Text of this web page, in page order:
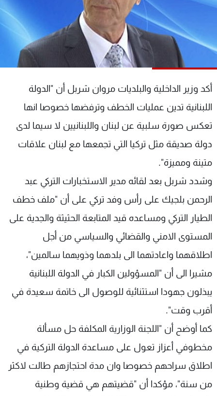
أكد وزير الداخلية والبلديات مروان شربل أن "الدولة
اللبنانية تدين عمليات الخطف وترفضها خصوصا انها
تعكس صورة سلبية عن لبنان واللبنانيين لا سيما لدى
دولة صديقة مثل تركيا التي تجمعها مع لبنان علاقات
متينة ومميزة".
وشدد شربل بعد لقائه مدير الاستخبارات التركي عبد
الرحمن بلجيك على رأس وفد تركي على أن "ملف خطف
الطيار التركي ومساعده قيد المتابعة الحثيثة والجدية على
المستوى الامني والقضائي والسياسي من أجل
اطلاقهما واعادتهما الى بلدهما وذويهما سالمين"،
مشيرا الى أن "المسؤولين الكبار في الدولة اللبنانية
يبذلون جهودا استثنائية للوصول الى خاتمة سعيدة في
أقرب وقت".
كما أوضح أن "اللجنة الوزارية المكلفة حل مسألة
مخطوفي أعزاز تعول على مساعدة الدولة التركية في
اطلاق سراحهم خصوصا وان مدة احتجازهم طالت لاكثر
من سنة"، مؤكدا أن "قضيتهم هي قضية وطنية
جدول البرامج
شاهد البرامج
الترددات
عن MTV
الإنـتـاج
لاعلاناتكم
تواصل معنا
شروط الإسـتخدام
سياسة الخصوصية